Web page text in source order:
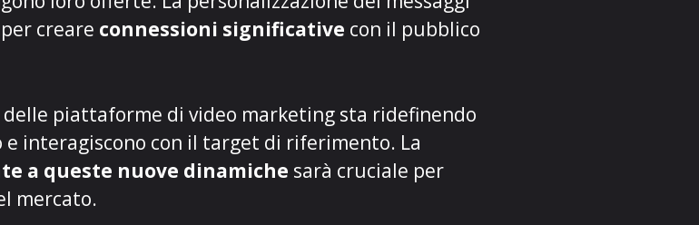
creare connessioni significative con il pubblico
delle piattaforme di video marketing sta ridefinendo
interagiscono con il target di riferimento. La
a queste nuove dinamiche sarà cruciale per
mercato.